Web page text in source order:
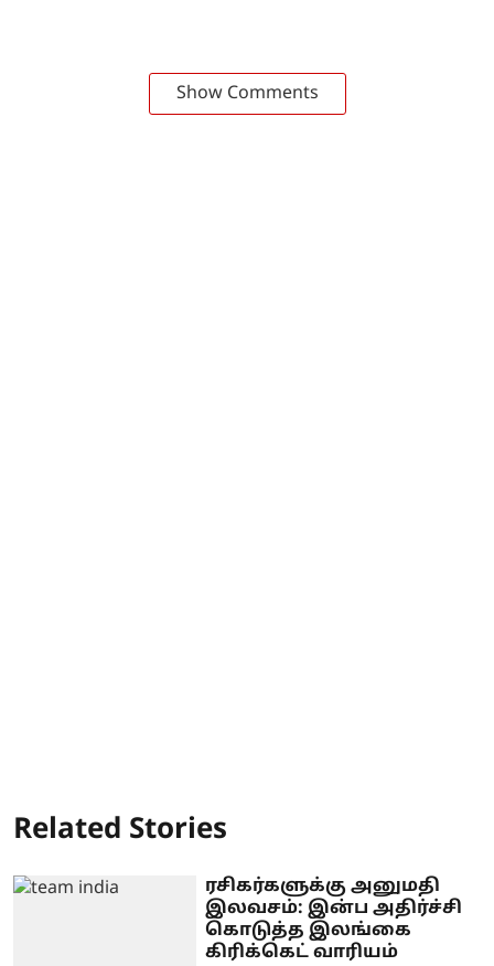
Show Comments
Related Stories
ரசிகர்களுக்கு அனுமதி
இலவசம்: இன்ப அதிர்ச்சி
கொடுத்த இலங்கை
கிரிக்கெட் வாரியம்